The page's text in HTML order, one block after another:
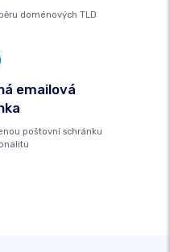
doménových TLD
emailová
poštovní schránku